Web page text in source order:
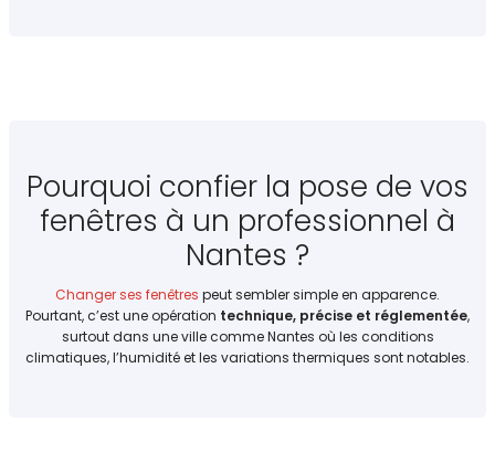
Pourquoi confier la pose de vos
fenêtres à un professionnel à
Nantes ?
Changer ses fenêtres peut sembler simple en apparence.
Pourtant, c’est une opération technique, précise et réglementée,
surtout dans une ville comme Nantes où les conditions
climatiques, l’humidité et les variations thermiques sont notables.